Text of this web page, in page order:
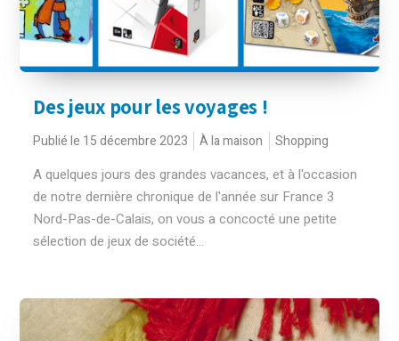
Des jeux pour les voyages !
Publié le 15 décembre 2023 À la maison Shopping
A quelques jours des grandes vacances, et à l'occasion
de notre dernière chronique de l'année sur France 3
Nord-Pas-de-Calais, on vous a concocté une petite
sélection de jeux de société...